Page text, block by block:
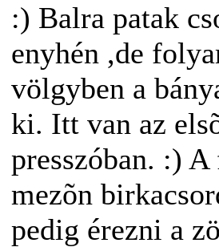
:) Balra patak
enyhén ,de
völgyben a
ki. Itt van az
presszóban. :)
mezõn
pedig érezni a